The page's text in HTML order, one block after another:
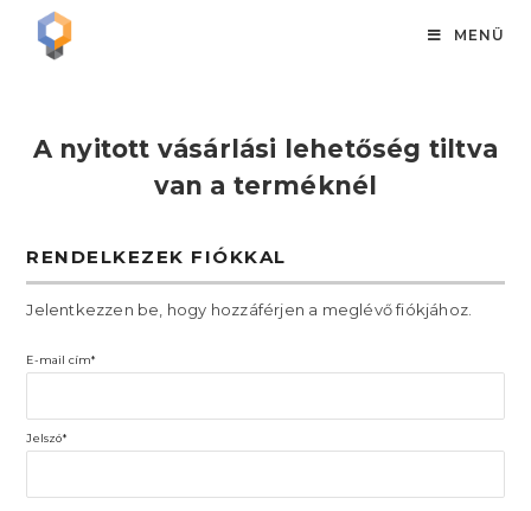
MENÜ
A nyitott vásárlási lehetőség tiltva
van a terméknél
RENDELKEZEK FIÓKKAL
Jelentkezzen be, hogy hozzáférjen a meglévő fiókjához.
E-mail cím*
Jelszó*